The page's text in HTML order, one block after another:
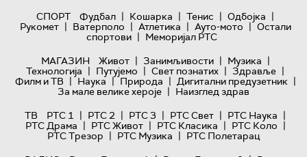
СПОРТ
Фудбал | Кошарка | Тенис | Одбојка |
Рукомет | Ватерполо | Атлетика | Ауто-мото | Остали
спортови | Меморијал РТС
МАГАЗИН
Живот | Занимљивости | Музика |
Технологијa | Путујемо | Свет познатих | Здравље |
Филм и ТВ | Наука | Природа | Дигитални предузетник |
За мале велике хероје | Наизглед здрав
ТВ
РТС 1 | РТС 2 | РТС 3 | РТС Свет | РТС Наука |
РТС Драма | РТС Живот | РТС Класика | РТС Коло |
РТС Трезор | РТС Музика | РТС Полетарац